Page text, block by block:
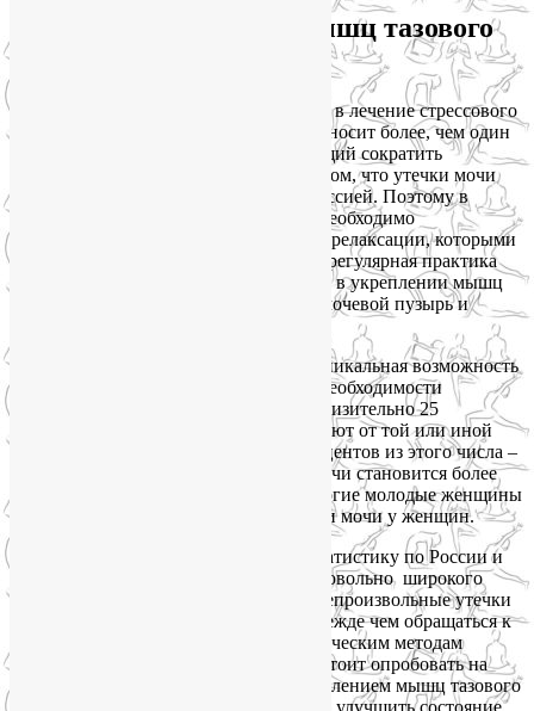
Йога для укрепления мышц тазового
Доктор Хуан и ее коллеги считают, что в лечение стрессового
недержания мочи у женщин йога привносит более, чем один
дополнительный механизм, позволяющий сократить
непроизвольные утечки мочи. Дело в том, что утечки мочи
часто связаны с тревожностью и депрессией. Поэтому в
лечении недержания мочи у женщин необходимо
задействовать и медитации, и техники релаксации, которыми
славится система йоги. А главное, что регулярная практика
йоги может заметно помочь женщинам в укреплении мышц
тазового дна, которые поддерживают мочевой пузырь и
Доктор Хуан говорит, что йога – это уникальная возможность
для женщин, которые осведомлены о необходимости
укрепления мышц тазового дна. Приблизительно 25
миллионов взрослых в Америке страдают от той или иной
форме от недержания мочи. До 80 процентов из этого числа –
женщины. Непроизвольные утечки мочи становится более
распространенным с возрастом, но многие молодые женщины
тоже нуждаются в лечении недержании мочи у женщин.
Мне не удалось найти аналогичную статистику по России и
СНГ, но редкая женщина после 40 из довольно широкого
круга моего общения не жалуется на непроизвольные утечки
мочи. Мне кажется очевидным, что прежде чем обращаться к
медикаментозным и тем более хирургическим методам
лечения недержания мочи у женщин, стоит опробовать на
себе возможности йоги, заняться укреплением мышц тазового
дна, снять повышенную тревожность и улучшить состояние